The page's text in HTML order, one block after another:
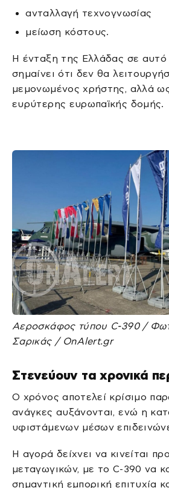
ανταλλαγή τεχνογνωσίας
μείωση κόστους.
Η ένταξη της Ελλάδας σε αυτό
σημαίνει ότι δεν θα
μεμονωμένος χρήστης, αλλά
ευρύτερης ευρωπαϊκής δομής.
Αεροσκάφος τύπου C-390 /
Σαρικάς / OnAlert.gr
Στενεύουν τα χρονικά
Ο χρόνος αποτελεί κρίσιμο
ανάγκες αυξάνονται, ενώ η
υφιστάμενων μέσων
Η αγορά δείχνει να κινείται
μεταγωγικών, με το C-390 να
σημαντική εμπορική επιτυχία